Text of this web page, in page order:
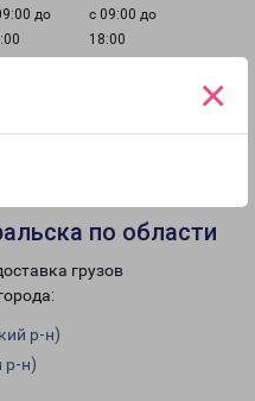
×
до
с 09:00 до
18:00
по области
грузов
р-н)
р-н)